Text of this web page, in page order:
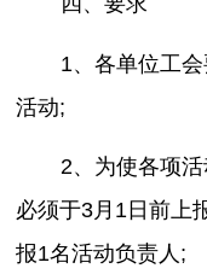
1、各单位工
活动;
2、为使各项
必须于3月1日前上
报1名活动负责人;